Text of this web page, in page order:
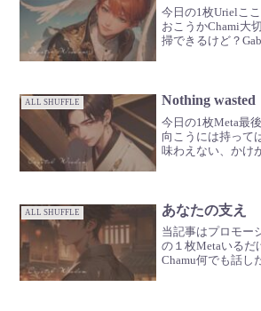
今日の1枚Urielこ
おこうかChami大
掃できるけど？
ALL SHUFFLE Nothing wasted
今日の1枚Meta最
向こうには持って
味わえない、かけ
じて楽しんで...
ALL SHUFFLE あなたの支え
当記事はプロモー
の１枚Metaいるだ
Chamu何でも話し